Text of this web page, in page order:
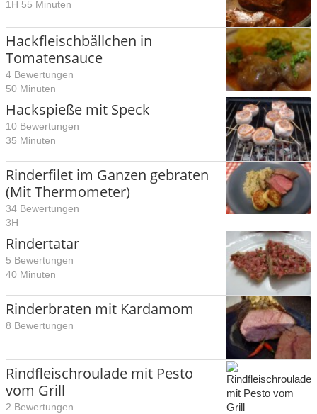
1H 55 Minuten
Hackfleischbällchen in
Tomatensauce
4 Bewertungen
50 Minuten
Hackspieße mit Speck
10 Bewertungen
35 Minuten
Rinderfilet im Ganzen gebraten
(Mit Thermometer)
34 Bewertungen
3H
Rindertatar
5 Bewertungen
40 Minuten
Rinderbraten mit Kardamom
8 Bewertungen
Rindfleischroulade mit Pesto
vom Grill
2 Bewertungen